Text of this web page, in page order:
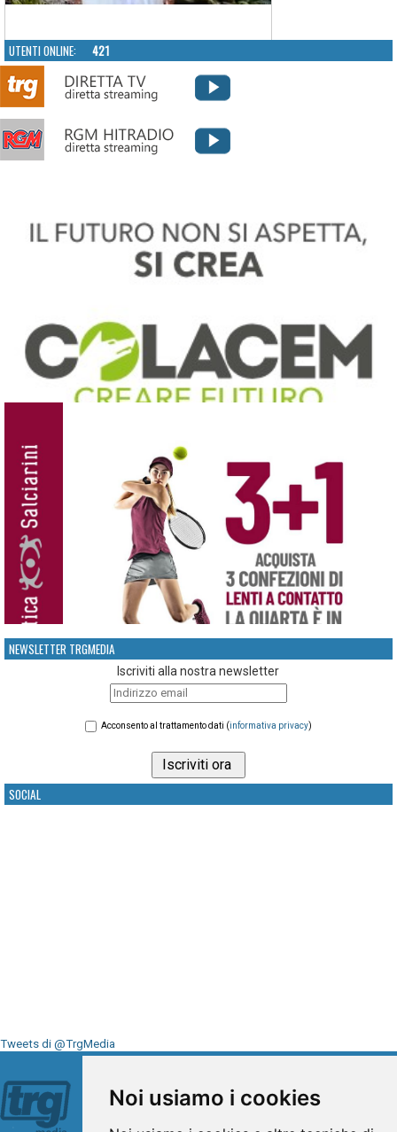
Noi usiamo i cookies
UTENTI ONLINE: 421
NEWSLETTER TRGMEDIA
Iscriviti alla nostra newsletter
Acconsento al trattamento dati (informativa privacy)
SOCIAL
Tweets di @TrgMedia